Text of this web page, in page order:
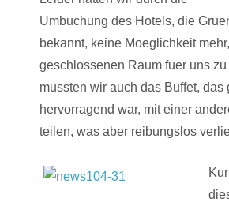
Umbuchung des Hotels, die
bekannt, keine Moeglichkeit
geschlossenen Raum fuer uns
mussten wir auch das Buffet, das
hervorragend war, mit einer
teilen, was aber reibungslos